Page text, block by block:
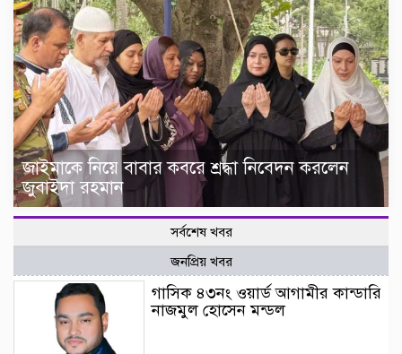
জাইমাকে নিয়ে বাবার কবরে শ্রদ্ধা নিবেদন করলেন
জুবাইদা রহমান
সর্বশেষ খবর
জনপ্রিয় খবর
গাসিক ৪৩নং ওয়ার্ড আগামীর কান্ডারি
নাজমুল হোসেন মন্ডল